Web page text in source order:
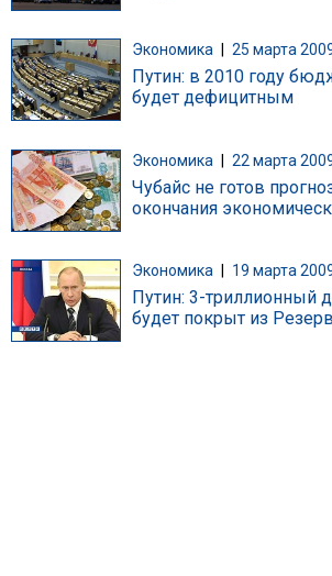
Экономика 25 марта
Путин: в 2010 году
будет дефицитным
Экономика | 22 марта
Чубайс не готов
окончания
Экономика 19 марта
Путин: 3-триллионный
будет покрыт из